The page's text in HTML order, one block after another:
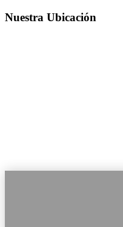
Nuestra Ubicación